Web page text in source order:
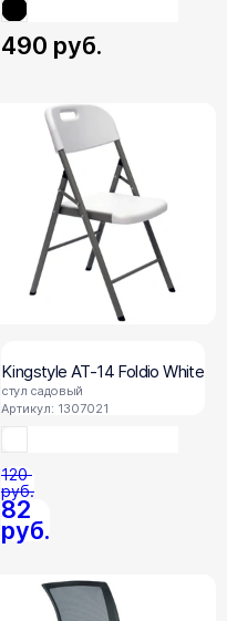
490 руб.
Kingstyle AT-14 Foldio White
стул садовый
Артикул: 1307021
82
руб.
120
руб.